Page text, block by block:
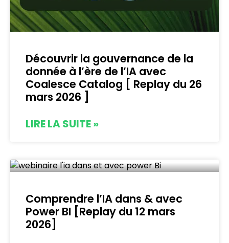
Découvrir la gouvernance de la
donnée à l’ère de l’IA avec
Coalesce Catalog [ Replay du 26
mars 2026 ]
LIRE LA SUITE »
Comprendre l’IA dans & avec
Power BI [Replay du 12 mars
2026]